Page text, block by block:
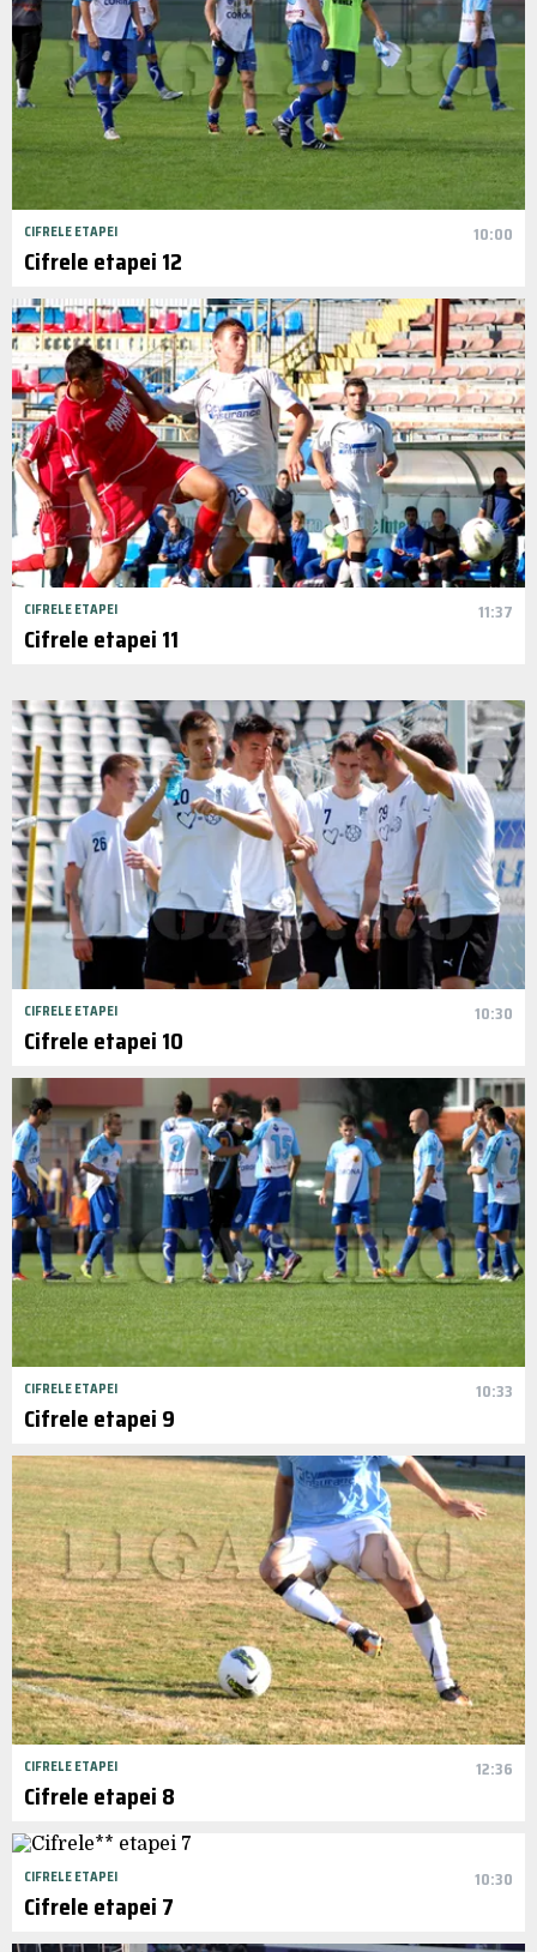
CIFRELE ETAPEI 10:00
Cifrele etapei 12
CIFRELE ETAPEI 11:37
Cifrele etapei 11
CIFRELE ETAPEI 10:30
Cifrele etapei 10
CIFRELE ETAPEI 10:33
Cifrele etapei 9
CIFRELE ETAPEI 12:36
Cifrele etapei 8
CIFRELE ETAPEI 10:30
Cifrele etapei 7